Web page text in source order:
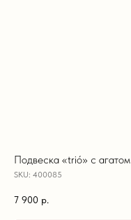
Подвеска «trió» с агатом
SKU: 400085
7 900 р.